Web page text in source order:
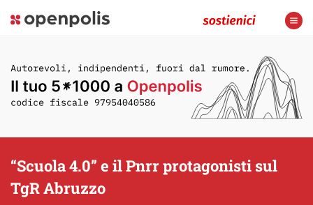
“Scuola 4.0” e il Pnrr protagonisti sul
TgR Abruzzo